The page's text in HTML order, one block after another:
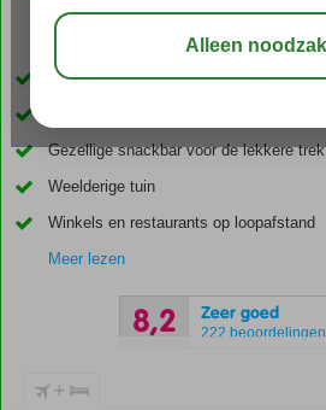
aug 32°C
Op ca. 100 meter van het strand
Gezellige snackbar voor de lekkere trek
Weelderige tuin
Winkels en restaurants op loopafstand
Meer lezen
8,2 Zeer goed
222 beoordelingen
+